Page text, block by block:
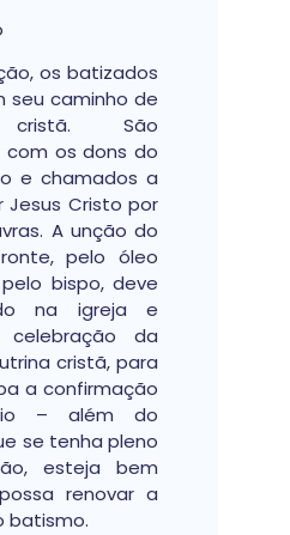
os batizados
seu caminho de
cristã. São
com os dons do
e chamados a
Jesus Cristo por
A unção do
pelo óleo
bispo, deve
na igreja e
celebração da
cristã, para
a confirmação
– além do
se tenha pleno
esteja bem
renovar a
batismo.